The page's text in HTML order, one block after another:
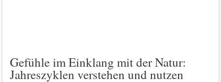
Gefühle im Einklang mit der Natur:
Jahreszyklen verstehen und nutzen